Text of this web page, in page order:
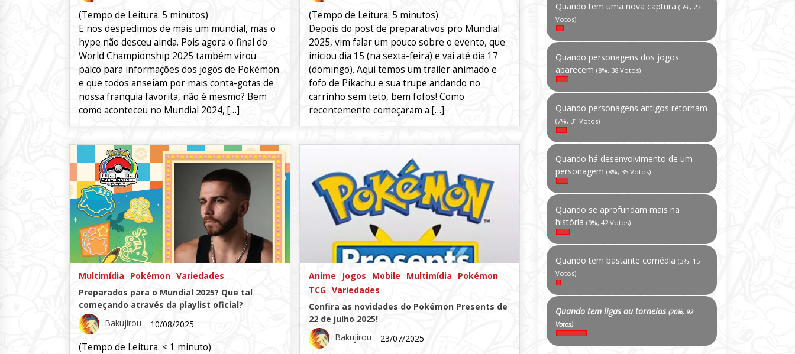
(Tempo de Leitura: 5 minutos)
E nos despedimos de mais um mundial, mas o
hype não desceu ainda. Pois agora o final do
World Championship 2025 também virou
palco para informações dos jogos de Pokémon
e que todos anseiam por mais conta-gotas de
nossa franquia favorita, não é mesmo? Bem
como aconteceu no Mundial 2024, […]
(Tempo de Leitura: 5 minutos)
Depois do post de preparativos pro Mundial
2025, vim falar um pouco sobre o evento, que
iniciou dia 15 (na sexta-feira) e vai até dia 17
(domingo). Aqui temos um trailer animado e
fofo de Pikachu e sua trupe andando no
carrinho sem teto, bem fofos! Como
recentemente começaram a […]
Multimídia Pokémon Variedades
Preparados para o Mundial 2025? Que tal
começando através da playlist oficial?
Bakujirou
10/08/2025
(Tempo de Leitura: < 1 minuto)
Anime Jogos Mobile Multimídia
Pokémon
TCG Variedades
Confira as novidades do Pokémon Presents de
22 de julho 2025!
Bakujirou
23/07/2025
Quando tem uma nova captura (5%, 23
Votos)
Quando personagens dos jogos
aparecem (8%, 38 Votos)
Quando personagens antigos retornam
(7%, 31 Votos)
Quando há desenvolvimento de um
personagem (8%, 35 Votos)
Quando se aprofundam mais na
história (9%, 42 Votos)
Quando tem bastante comédia (3%, 15
Votos)
Quando tem ligas ou torneios (20%, 92
Votos)